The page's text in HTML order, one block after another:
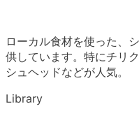
ローカル食材を使った、
供しています。特にチリ
シュヘッドなどが人気。
Library